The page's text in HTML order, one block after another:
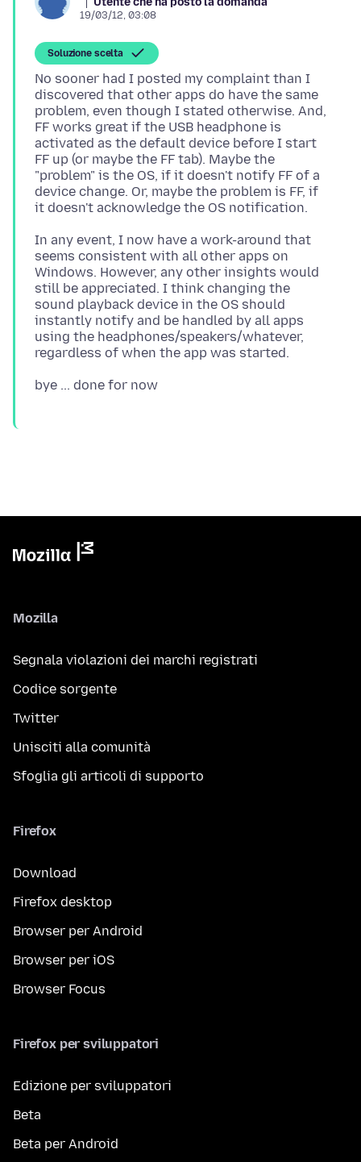
19/03/12, 03:08
Soluzione scelta
No sooner had I posted my complaint than I
discovered that other apps do have the same
problem, even though I stated otherwise. And,
FF works great if the USB headphone is
activated as the default device before I start
FF up (or maybe the FF tab). Maybe the
"problem" is the OS, if it doesn't notify FF of a
device change. Or, maybe the problem is FF, if
In any event, I now have a work-around that
seems consistent with all other apps on
Windows. However, any other insights would
still be appreciated. I think changing the
sound playback device in the OS should
instantly notify and be handled by all apps
using the headphones/speakers/whatever,
Mozilla
Segnala violazioni dei marchi registrati
Codice sorgente
Twitter
Unisciti alla comunità
Sfoglia gli articoli di supporto
Firefox
Download
Firefox desktop
Browser per Android
Browser per iOS
Browser Focus
Firefox per sviluppatori
Edizione per sviluppatori
Beta
Beta per Android